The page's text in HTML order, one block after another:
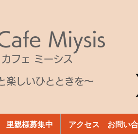
Miysis
フェ ミーシス
楽しいひとときを～
里親様募集中 アクセス お問い